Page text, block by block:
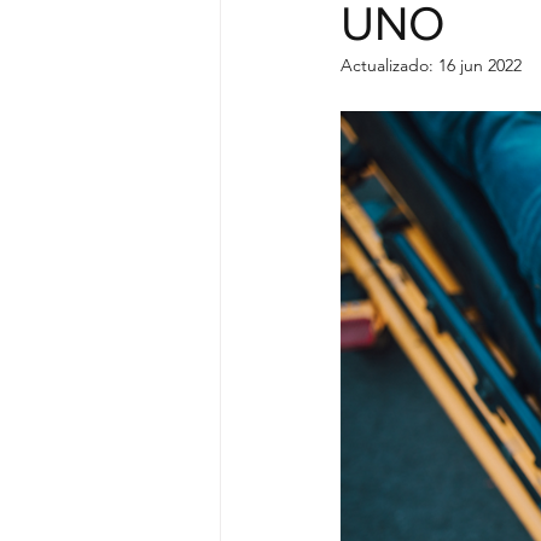
Daños por Tormentas
UNO
Actualizado: 16 jun 2022